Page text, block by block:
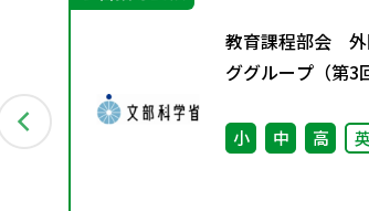
教育課程部会 外
ググループ（第
小 中 高